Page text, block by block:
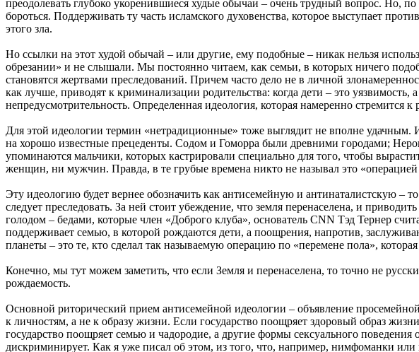
преодолевать глубоко укоренившиеся худые обычаи – очень трудный вопрос. Но,
бороться. Поддерживать ту часть исламского духовенства, которое выступает
этого зла.
Но ссылки на этот худой обычай – или другие, ему подобные – никак нельзя
обрезании» и не слышали. Мы постоянно читаем, как семьи, в которых ничего
становятся жертвами преследований. Причем часто дело не в личной
как лучше, приводят к криминализации родительства: когда дети – это
непредусмотрительность. Определенная идеология, которая намеренно стремится
Для этой идеологии термин «нетрадиционные» тоже выглядит не вполне удачным.
на хорошо известные прецеденты. Содом и Гоморра были древними городами;
упоминаются мальчики, которых кастрировали специально для того, чтобы
женщин, ни мужчин. Правда, в те грубые времена никто не называл это «операцией
Эту идеологию будет вернее обозначить как антисемейную и антинаталистскую –
следует преследовать. За ней стоит убеждение, что земля перенаселена, и
голодом – бедами, которые член «Доброго клуба», основатель CNN Тэд Тернер
поддерживает семью, в которой рождаются дети, а поощрения, напротив,
планеты – это те, кто сделал так называемую операцию по «перемене пола»,
Конечно, мы тут можем заметить, что если Земля и перенаселена, то точно не
рождаемость.
Основной риторический прием антисемейной идеологии – объявление
к личностям, а не к образу жизни. Если государство поощряет здоровый образ
государство поощряет семью и чадородие, а другие формы сексуального
дискриминирует. Как я уже писал об этом, из того, что, например, нимфоманки